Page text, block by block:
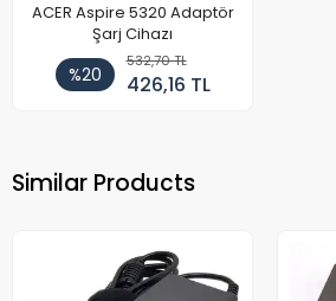
ACER Aspire 5320 Adaptör
Şarj Cihazı
%20
532,70 TL
426,16 TL
Similar Products